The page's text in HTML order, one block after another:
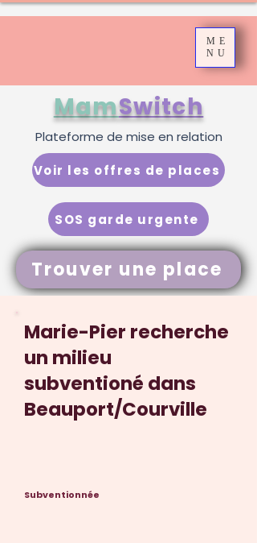
ME
NU
Trouver une place
MamSwitch
SOS garde urgente
Voir les offres de places
Plateforme de mise en relation
Marie-Pier recherche
un milieu
subventioné dans
Beauport/Courville
Subventionnée